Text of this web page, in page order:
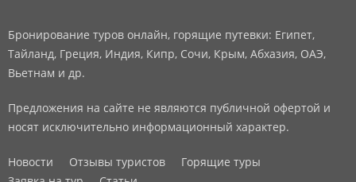
Бронирование туров онлайн, горящие путевки: Египет,
Тайланд, Греция, Индия, Кипр, Сочи, Крым, Абхазия, ОАЭ,
Вьетнам и др.
Предложения на сайте не являются публичной офертой и
носят исключительно информационный характер.
Новости Отзывы туристов
Горящие туры